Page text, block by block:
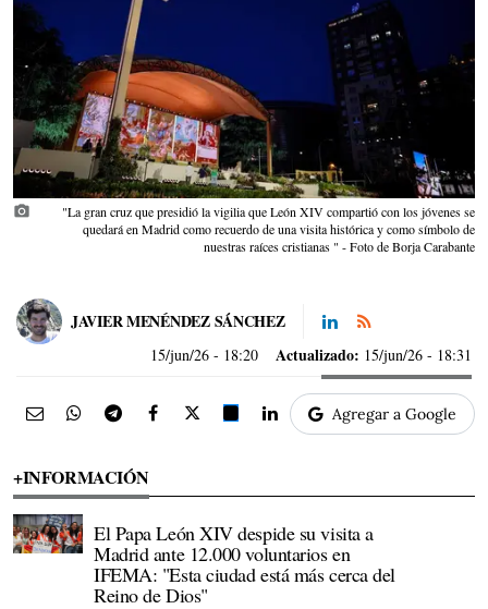
photo_camera
"La gran cruz que presidió la vigilia que León XIV compartió con los jóvenes se
quedará en Madrid como recuerdo de una visita histórica y como símbolo de
nuestras raíces cristianas " - Foto de Borja Carabante
JAVIER MENÉNDEZ SÁNCHEZ
15/jun/26 - 18:20 Actualizado: 15/jun/26 - 18:31
Agregar a Google
+INFORMACIÓN
El Papa León XIV despide su visita a
Madrid ante 12.000 voluntarios en
IFEMA: "Esta ciudad está más cerca del
Reino de Dios"